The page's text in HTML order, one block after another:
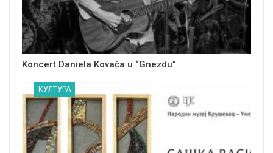
Koncert Daniela Kovača u “Gnezdu”
КУЛТУРА